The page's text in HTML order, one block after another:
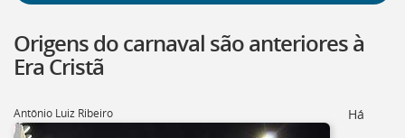
para
página
inicial
do
[]
Origens do carnaval são anteriores à
Era Cristã
Antônio Luiz Ribeiro Há